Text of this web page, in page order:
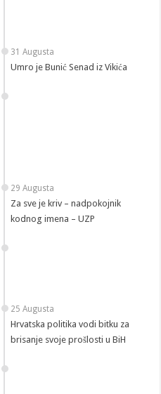
31 Augusta
Umro je Bunić Senad iz Vikića
29 Augusta
Za sve je kriv – nadpokojnik
kodnog imena – UZP
25 Augusta
Hrvatska politika vodi bitku za
brisanje svoje prošlosti u BiH